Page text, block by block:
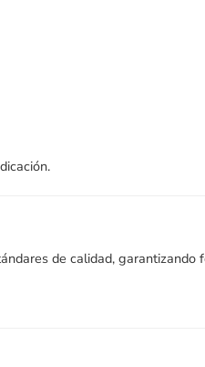
de calidad, garantizando